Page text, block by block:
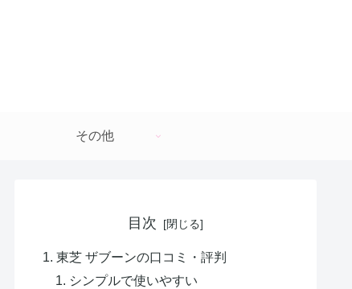
その他
目次
東芝 ザブーンの口コミ・評判
シンプルで使いやすい